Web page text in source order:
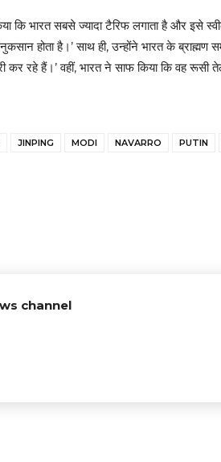
कि भारत सबसे ज्यादा टैरिफ लगाता है और इसे
होता है।’ साथ ही, उन्होंने भारत के ब्राह्मण
कर रहे हैं।’ वहीं, भारत ने साफ किया कि वह
JINPING MODI NAVARRO PUTIN
channel